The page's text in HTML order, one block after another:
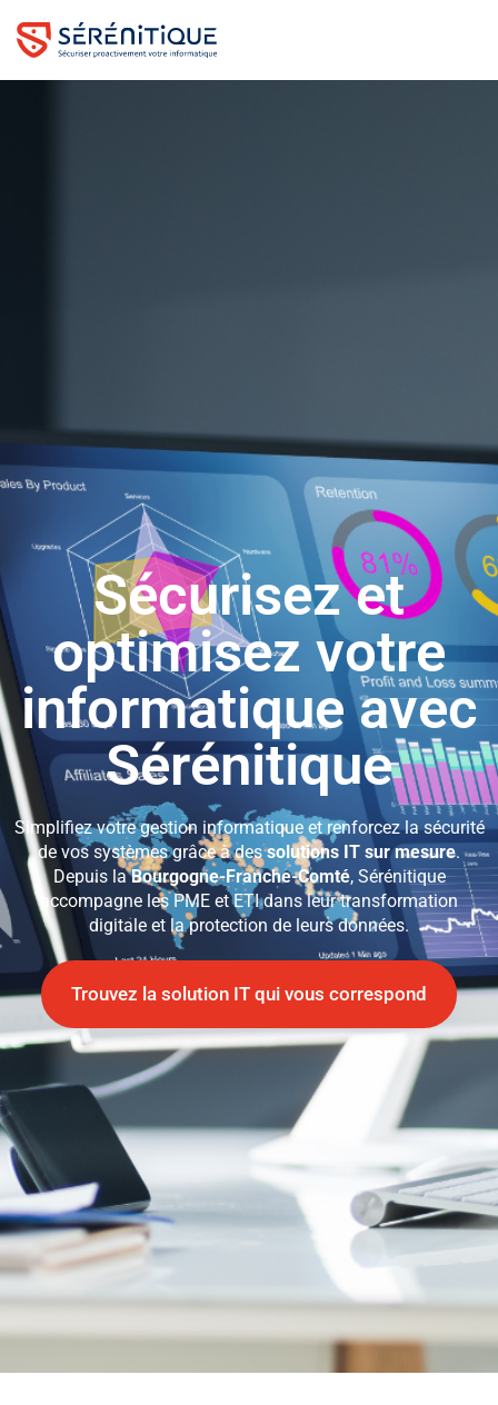
Sécurisez et
optimisez votre
informatique avec
Sérénitique
Simplifiez votre gestion informatique et renforcez la sécurité
de vos systèmes grâce à dessolutions IT sur mesure.
Depuis laBourgogne-Franche-Comté, Sérénitique
accompagne les PME et ETI dans leur transformation
digitale et la protection de leurs données.
Trouvez la solution IT qui vous correspond